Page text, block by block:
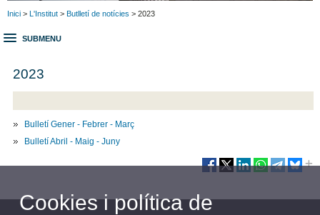
Inici > L'Institut > Butlletí de notícies > 2023
SUBMENU
2023
Bulletí Gener - Febrer - Març
Bulletí Abril - Maig - Juny
Cookies i política de